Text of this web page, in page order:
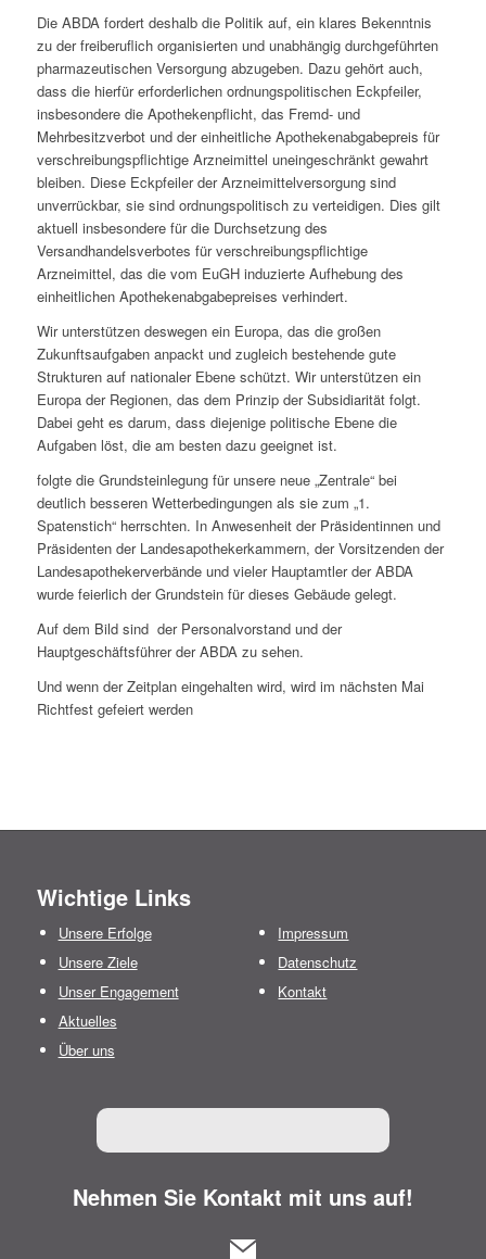
Die ABDA fordert deshalb die Politik auf, ein klares Bekenntnis
zu der freiberuflich organisierten und unabhängig durchgeführten
pharmazeutischen Versorgung abzugeben. Dazu gehört auch,
dass die hierfür erforderlichen ordnungspolitischen Eckpfeiler,
insbesondere die Apothekenpflicht, das Fremd- und
Mehrbesitzverbot und der einheitliche Apothekenabgabepreis für
verschreibungspflichtige Arzneimittel uneingeschränkt gewahrt
bleiben. Diese Eckpfeiler der Arzneimittelversorgung sind
unverrückbar, sie sind ordnungspolitisch zu verteidigen. Dies gilt
aktuell insbesondere für die Durchsetzung des
Versandhandelsverbotes für verschreibungspflichtige
Arzneimittel, das die vom EuGH induzierte Aufhebung des
einheitlichen Apothekenabgabepreises verhindert.
Wir unterstützen deswegen ein Europa, das die großen
Zukunftsaufgaben anpackt und zugleich bestehende gute
Strukturen auf nationaler Ebene schützt. Wir unterstützen ein
Europa der Regionen, das dem Prinzip der Subsidiarität folgt.
Dabei geht es darum, dass diejenige politische Ebene die
Aufgaben löst, die am besten dazu geeignet ist.
folgte die Grundsteinlegung für unsere neue „Zentrale“ bei
deutlich besseren Wetterbedingungen als sie zum „1.
Spatenstich“ herrschten. In Anwesenheit der Präsidentinnen und
Präsidenten der Landesapothekerkammern, der Vorsitzenden der
Landesapothekerverbände und vieler Hauptamtler der ABDA
wurde feierlich der Grundstein für dieses Gebäude gelegt.
Auf dem Bild sind der Personalvorstand und der
Hauptgeschäftsführer der ABDA zu sehen.
Und wenn der Zeitplan eingehalten wird, wird im nächsten Mai
Richtfest gefeiert werden
Wichtige Links
Unsere Erfolge
Unsere Ziele
Unser Engagement
Aktuelles
Über uns
Impressum
Datenschutz
Kontakt
Nehmen Sie Kontakt mit uns auf!